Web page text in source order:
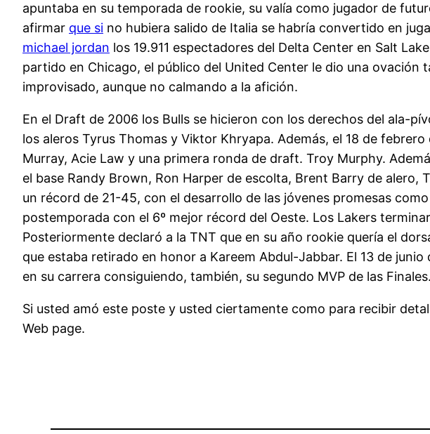
apuntaba en su temporada de rookie, su valía como jugador de
afirmar que si no hubiera salido de Italia se habría convertido en
michael jordan los 19.911 espectadores del Delta Center en Salt
partido en Chicago, el público del United Center le dio una
improvisado, aunque no calmando a la afición.
En el Draft de 2006 los Bulls se hicieron con los derechos del ala-
los aleros Tyrus Thomas y Viktor Khryapa. Además, el 18 de
Murray, Acie Law y una primera ronda de draft. Troy Murphy.
el base Randy Brown, Ron Harper de escolta, Brent Barry de
un récord de 21-45, con el desarrollo de las jóvenes promesas
postemporada con el 6º mejor récord del Oeste. Los Lakers
Posteriormente declaró a la TNT que en su año rookie quería el
que estaba retirado en honor a Kareem Abdul-Jabbar. El 13 de
en su carrera consiguiendo, también, su segundo MVP de las Finales.
Si usted amó este poste y usted ciertamente como para recibir
Web page.